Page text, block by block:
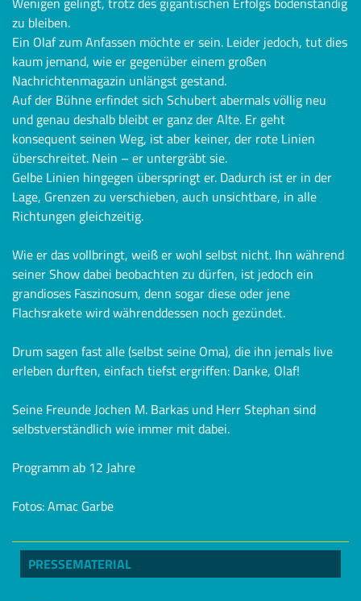
zu bleiben.
Ein Olaf zum Anfassen möchte er sein. Leider jedoch, tut dies
kaum jemand, wie er gegenüber einem großen
Nachrichtenmagazin unlängst gestand.
Auf der Bühne erfindet sich Schubert abermals völlig neu
und genau deshalb bleibt er ganz der Alte. Er geht
konsequent seinen Weg, ist aber keiner, der rote Linien
überschreitet. Nein – er untergräbt sie.
Gelbe Linien hingegen überspringt er. Dadurch ist er in der
Lage, Grenzen zu verschieben, auch unsichtbare, in alle
Richtungen gleichzeitig.
Wie er das vollbringt, weiß er wohl selbst nicht. Ihn während
seiner Show dabei beobachten zu dürfen, ist jedoch ein
grandioses Faszinosum, denn sogar diese oder jene
Flachsrakete wird währenddessen noch gezündet.
Drum sagen fast alle (selbst seine Oma), die ihn jemals live
erleben durften, einfach tiefst ergriffen: Danke, Olaf!
Seine Freunde Jochen M. Barkas und Herr Stephan sind
selbstverständlich wie immer mit dabei.
Programm ab 12 Jahre
Fotos: Amac Garbe
PRESSEMATERIAL